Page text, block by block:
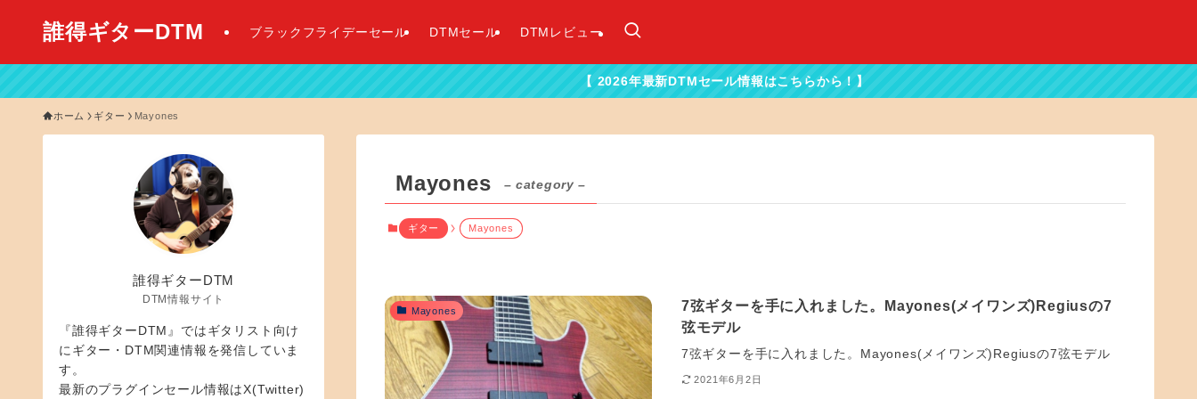
誰得ギターDTM ブラックフライデーセール DTMセール DTMレビュー
【 2026年最新DTMセール情報はこちらから！】
ホーム ギター Mayones
Mayones – category –
ギター Mayones
Mayones
7弦ギターを手に入れました。Mayones(メイワンズ)Regiusの7
弦モデル
7弦ギターを手に入れました。Mayones(メイワンズ)Regiusの7弦モデル
2021年6月2日
誰得ギターDTM
DTM情報サイト
『誰得ギターDTM』ではギタリスト向け
にギター・DTM関連情報を発信していま
す。
最新のプラグインセール情報はX(Twitter)